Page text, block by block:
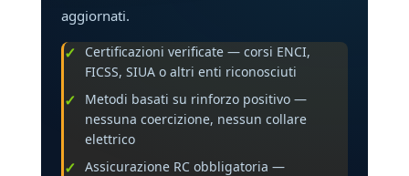
aggiornati.
Certificazioni verificate — corsi ENCI,
FICSS, SIUA o altri enti riconosciuti
Metodi basati su rinforzo positivo —
nessuna coercizione, nessun collare
elettrico
Assicurazione RC obbligatoria —